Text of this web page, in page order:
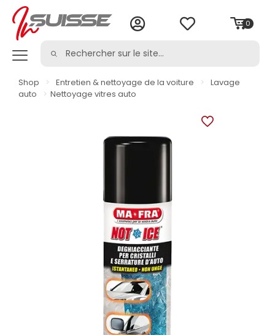
0
Shop > Entretien & nettoyage de la voiture >
Lavage
auto
> Nettoyage vitres auto